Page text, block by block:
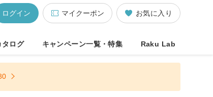
お気に入り
マイクーポン
ログイン
タログ キャンペーン一覧・特集 Raku Lab